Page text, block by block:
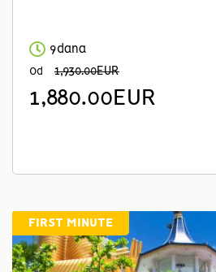
9dana
Od 1,930.00EUR
1,880.00EUR
FIRST MINUTE